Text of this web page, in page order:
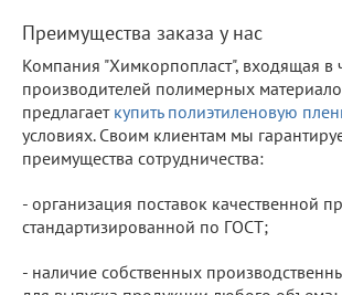
Преимущества заказа у нас
Компания "Химкорпопласт", входящая в
производителей полимерных
предлагает купить полиэтиленовую
условиях. Своим клиентам мы
преимущества сотрудничества:
- организация поставок качественной
стандартизированной по ГОСТ;
- наличие собственных